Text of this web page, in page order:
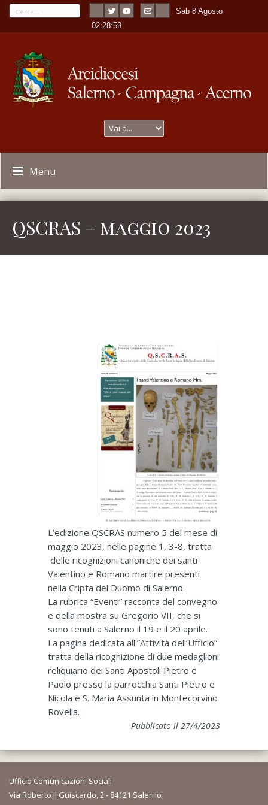
Sab 8 Agosto
-02:28:59
Menu
QSCRAS – maggio 2023
L’edizione QSCRAS numero 5 del mese di
maggio 2023, nelle pagine 1, 3-8, tratta
delle ricognizioni canoniche dei santi
Valentino e Romano martire presenti
nella Cripta del Duomo di Salerno.
La rubrica “Eventi” racconta del convegno
e della mostra su Gregorio VII, che si
sono tenuti a Salerno il 19 e il 20 aprile.
La pagina dedicata all'”Attività dell’Ufficio”
tratta della ricognizione di due medaglioni
reliquiario dei Santi Apostoli Pietro e
Paolo presso la parrocchia Santi Pietro e
Nicola e S. Maria Assunta in Montecorvino
Rovella.
Pubblicato il 27/4/2023
Ufficio Comunicazioni Sociali
Via Roberto il Guiscardo, 2 - 84121 Salerno